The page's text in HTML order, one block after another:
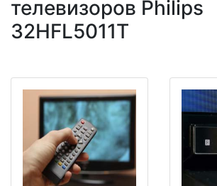
телевизоров Philips
32HFL5011T